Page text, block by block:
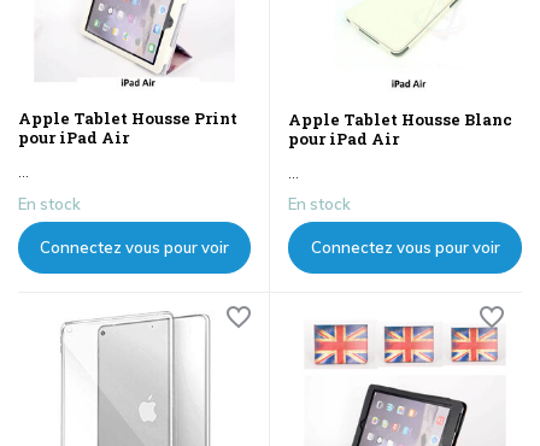
Apple Tablet Housse Print
pour iPad Air
...
En stock
Connectez vous pour voir
Apple Tablet Housse Blanc
pour iPad Air
En stock
Connectez vous pour voir